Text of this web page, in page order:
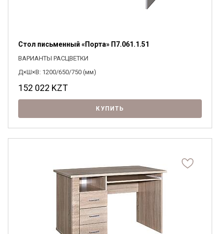
Стол письменный «Порта» П7.061.1.51
ВАРИАНТЫ РАСЦВЕТКИ
Д×Ш×В: 1200/650/750 (мм)
152 022 KZT
КУПИТЬ